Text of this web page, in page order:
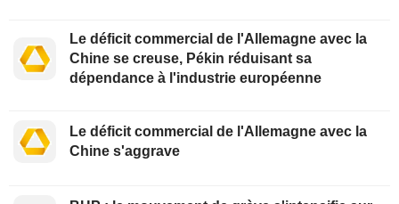
Le déficit commercial de l'Allemagne avec la
Chine se creuse, Pékin réduisant sa
dépendance à l'industrie européenne
Le déficit commercial de l'Allemagne avec la
Chine s'aggrave